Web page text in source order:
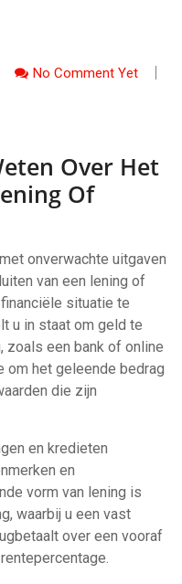
No Comment Yet
Over Het
Of
onverwachte uitgaven
van een lening of
situatie te
u in staat om geld te
zoals een bank of online
het geleende bedrag
die zijn
en kredieten
en
vorm van lening is
waarbij u een vast
over een vooraf